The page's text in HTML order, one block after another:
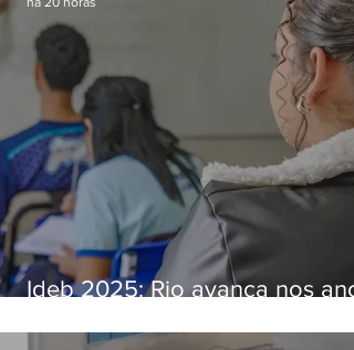
Ideb 2025: Rio avança nos
nacional